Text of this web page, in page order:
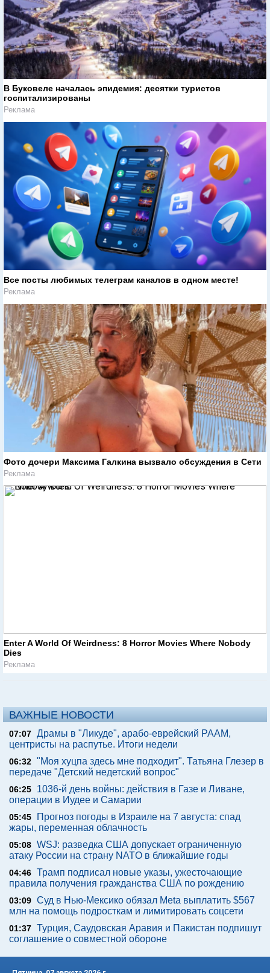
В Буковеле началась эпидемия: десятки туристов
госпитализированы
Реклама
Все посты любимых телеграм каналов в одном месте!
Реклама
Фото дочери Максима Галкина вызвало обсуждения в Сети
Реклама
Enter A World Of Weirdness: 8 Horror Movies Where Nobody
Dies
Реклама
ВАЖНЫЕ НОВОСТИ
07:07 Драмы в "Ликуде", арабо-еврейский РААМ,
центристы на распутье. Итоги недели
06:32 "Моя хуцпа здесь мне подходит". Татьяна Глезер в
передаче "Детский недетский вопрос"
06:25
1036-й день войны: действия в Газе и Ливане,
операции в Иудее и Самарии
05:45
Прогноз погоды в Израиле на 7 августа: спад
жары, переменная облачность
05:08 WSJ: разведка США допускает ограниченную
атаку России на страну NATO в ближайшие годы
04:46 Трамп подписал новые указы, ужесточающие
правила получения гражданства США по рождению
03:09 Суд в Нью-Мексико обязал Meta выплатить $567
млн на помощь подросткам и лимитировать соцсети
01:37 Турция, Саудовская Аравия и Пакистан подпишут
соглашение о совместной обороне